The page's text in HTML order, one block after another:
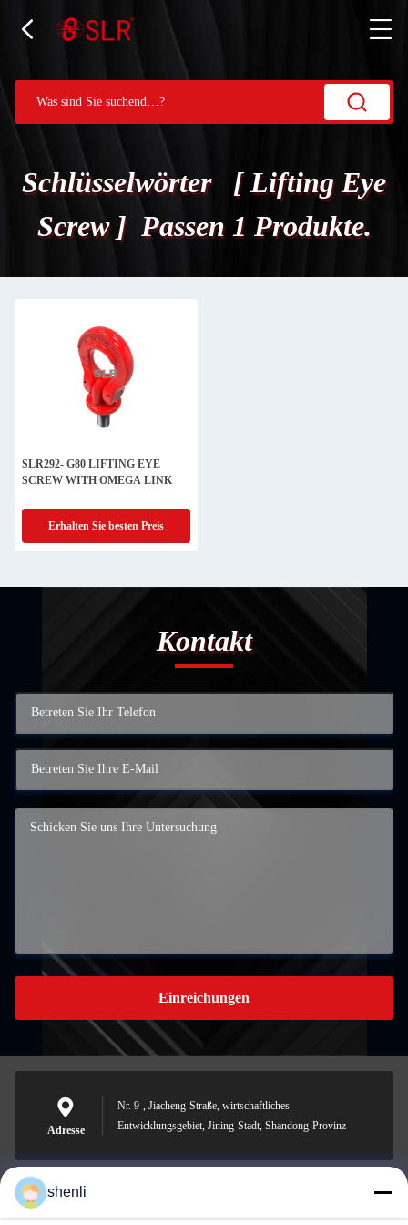
Schlüsselwörter [ Lifting Eye
Screw ] Passen 1 Produkte.
SLR292- G80 LIFTING EYE
SCREW WITH OMEGA LINK
Erhalten Sie besten Preis
Kontakt
Einreichungen
Adresse
Nr. 9-, Jiacheng-Straße, wirtschaftliches
Entwicklungsgebiet, Jining-Stadt, Shandong-Provinz
shenli@shenlirigging.com
shenli